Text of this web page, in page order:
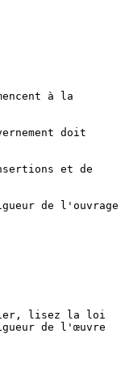
à la
doit
et de
de l'ouvrage
lisez la loi
de l'œuvre